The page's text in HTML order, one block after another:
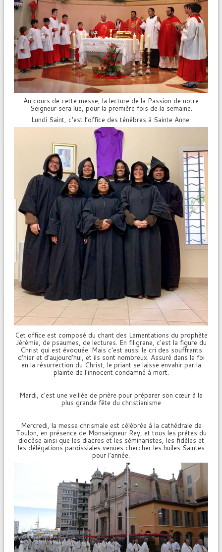
Au cours de cette messe, la lecture de la Passion de notre
Seigneur sera lue, pour la première fois de la semaine.
Lundi Saint, c’est l’office des ténèbres à Sainte Anne.
Cet office est composé du chant des Lamentations du prophète
Jérémie, de psaumes, de lectures. En filigrane, c'est la figure du
Christ qui est évoquée. Mais c'est aussi le cri des souffrants
d'hier et d'aujourd'hui, et ils sont nombreux. Assuré dans la foi
en la résurrection du Christ, le priant se laisse envahir par la
plainte de l'innocent condamné à mort.
Mardi, c’est une veillée de prière pour préparer son cœur à la
plus grande fête du christianisme
Mercredi, la messe chrismale est célébrée à la cathédrale de
Toulon, en présence de Monseigneur Rey, et tous les prêtes du
diocèse ainsi que les diacres et les séminaristes, les fidèles et
les délégations paroissiales venues chercher les huiles Saintes
pour l’année.